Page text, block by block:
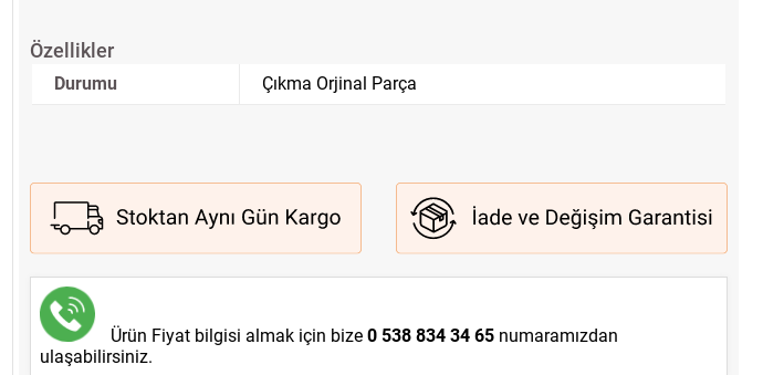
Özellikler
Durumu Çıkma Orjinal Parça
Ürün Fiyat bilgisi almak için bize 0 538 834 34 65numaramızdan
ulaşabilirsiniz.